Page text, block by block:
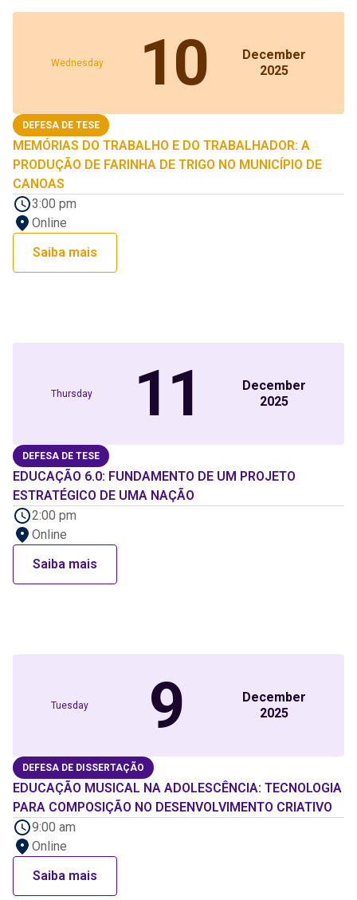
Wednesday 10
December
2025
DEFESA DE TESE
MEMÓRIAS DO TRABALHO E DO TRABALHADOR: A
PRODUÇÃO DE FARINHA DE TRIGO NO MUNICÍPIO DE
CANOAS
3:00 pm
Online
Saiba mais
Thursday 11
December
2025
DEFESA DE TESE
EDUCAÇÃO 6.0: FUNDAMENTO DE UM PROJETO
ESTRATÉGICO DE UMA NAÇÃO
2:00 pm
Online
Saiba mais
Tuesday 9
December
2025
DEFESA DE DISSERTAÇÃO
EDUCAÇÃO MUSICAL NA ADOLESCÊNCIA: TECNOLOGIA
PARA COMPOSIÇÃO NO DESENVOLVIMENTO CRIATIVO
9:00 am
Online
Saiba mais